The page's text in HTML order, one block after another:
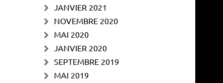
JANVIER 2021
NOVEMBRE 2020
MAI 2020
JANVIER 2020
SEPTEMBRE 2019
MAI 2019